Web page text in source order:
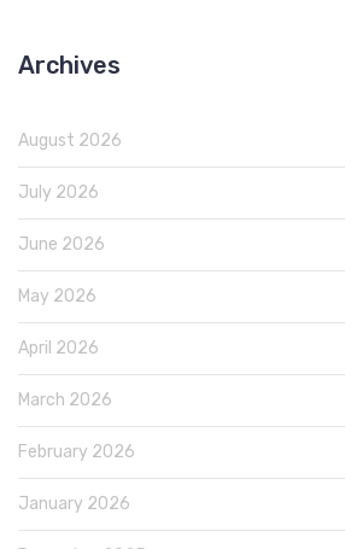
Archives
August 2026
July 2026
June 2026
May 2026
April 2026
March 2026
February 2026
January 2026